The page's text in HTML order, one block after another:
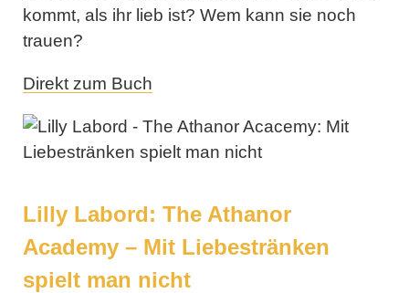
kommt, als ihr lieb ist? Wem kann sie noch
trauen?
Direkt zum Buch
Lilly Labord: The Athanor
Academy – Mit Liebestränken
spielt man nicht